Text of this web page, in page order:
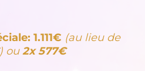
1.111€ (au lieu de
ou2x 577€